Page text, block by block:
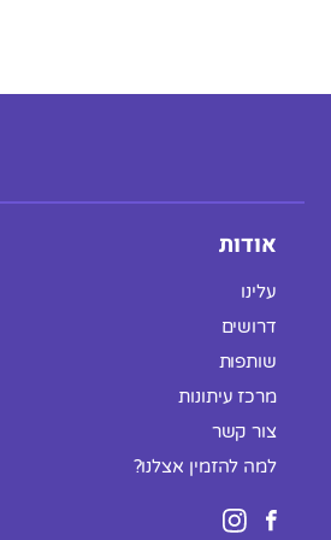
אודות
עלינו
דרושים
שותפות
מרכז עיתונות
צור קשר
למה להזמין אצלנו?